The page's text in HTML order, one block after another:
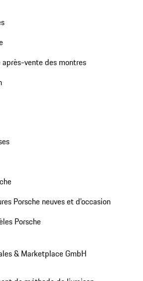
vente des montres
Porsche neuves et d'occasion
Porsche
& Marketplace GmbH